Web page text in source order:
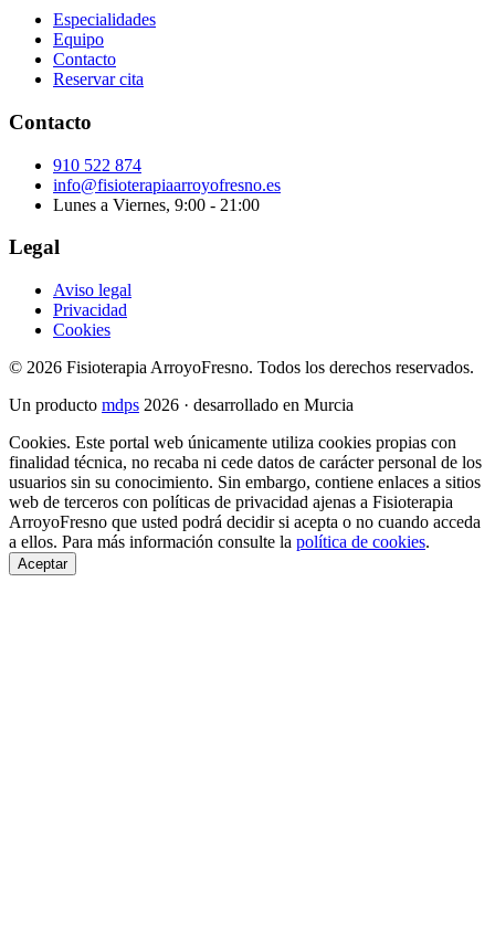
Especialidades
Equipo
Contacto
Reservar cita
Contacto
910 522 874
info@fisioterapiaarroyofresno.es
Lunes a Viernes, 9:00 - 21:00
Legal
Aviso legal
Privacidad
Cookies
© 2026 Fisioterapia ArroyoFresno. Todos los derechos reservados.
Un producto mdps 2026 · desarrollado en Murcia
Cookies. Este portal web únicamente utiliza cookies propias con
finalidad técnica, no recaba ni cede datos de carácter personal de los
usuarios sin su conocimiento. Sin embargo, contiene enlaces a sitios
web de terceros con políticas de privacidad ajenas a Fisioterapia
ArroyoFresno que usted podrá decidir si acepta o no cuando acceda
a ellos. Para más información consulte la política de cookies.
Aceptar